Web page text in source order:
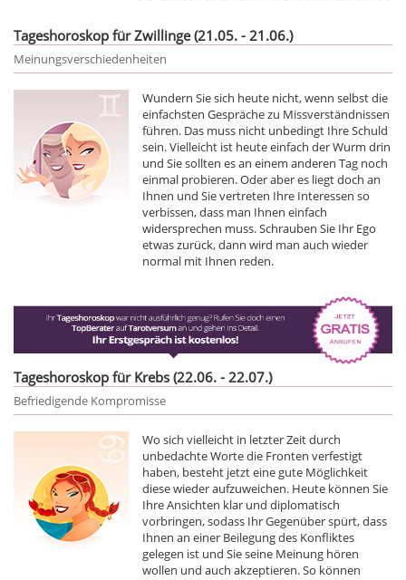
Tageshoroskop für Zwillinge (21.05. - 21.06.)
Meinungsverschiedenheiten
Wundern Sie sich heute nicht, wenn selbst die
einfachsten Gespräche zu Missverständnissen
führen. Das muss nicht unbedingt Ihre Schuld
sein. Vielleicht ist heute einfach der Wurm drin
und Sie sollten es an einem anderen Tag noch
einmal probieren. Oder aber es liegt doch an
Ihnen und Sie vertreten Ihre Interessen so
verbissen, dass man Ihnen einfach
widersprechen muss. Schrauben Sie Ihr Ego
etwas zurück, dann wird man auch wieder
normal mit Ihnen reden.
Tageshoroskop für Krebs (22.06. - 22.07.)
Befriedigende Kompromisse
Wo sich vielleicht in letzter Zeit durch
unbedachte Worte die Fronten verfestigt
haben, besteht jetzt eine gute Möglichkeit
diese wieder aufzuweichen. Heute können Sie
Ihre Ansichten klar und diplomatisch
vorbringen, sodass Ihr Gegenüber spürt, dass
Ihnen an einer Beilegung des Konfliktes
gelegen ist und Sie seine Meinung hören
wollen und auch akzeptieren. So können